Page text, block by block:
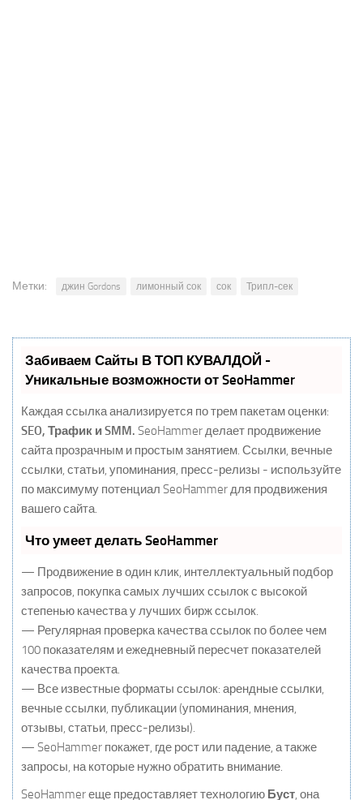
Метки: джин Gordons лимонный сок сок Трипл-сек
Забиваем Сайты В ТОП КУВАЛДОЙ -
Уникальные возможности от SeoHammer
Каждая ссылка анализируется по трем пакетам оценки:
SEO, Трафик и SMM. SeoHammer делает продвижение
сайта прозрачным и простым занятием. Ссылки, вечные
ссылки, статьи, упоминания, пресс-релизы - используйте
по максимуму потенциал SeoHammer для продвижения
вашего сайта.
Что умеет делать SeoHammer
— Продвижение в один клик, интеллектуальный подбор
запросов, покупка самых лучших ссылок с высокой
степенью качества у лучших бирж ссылок.
— Регулярная проверка качества ссылок по более чем
100 показателям и ежедневный пересчет показателей
качества проекта.
— Все известные форматы ссылок: арендные ссылки,
вечные ссылки, публикации (упоминания, мнения,
отзывы, статьи, пресс-релизы).
— SeoHammer покажет, где рост или падение, а также
запросы, на которые нужно обратить внимание.
SeoHammer еще предоставляет технологию Буст, она